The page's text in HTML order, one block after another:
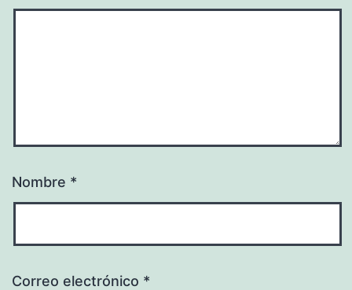
Nombre *
Correo electrónico *